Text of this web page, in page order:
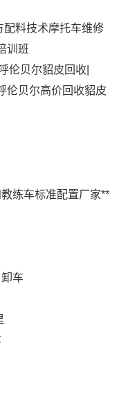
配料技术摩托车维修
训班
伦贝尔貂皮回收|
伦贝尔高价回收貂皮
练车标准配置厂家**
车